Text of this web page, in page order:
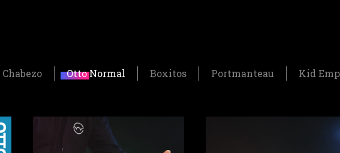
Chabezo Otto Normal Boxitos Portmanteau Kid